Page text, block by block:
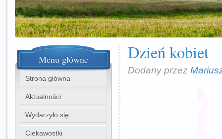
Dzień kobiet
Dodany przez
Menu główne
Strona główna
Aktualności
Wydarzyło się
Ciekawostki